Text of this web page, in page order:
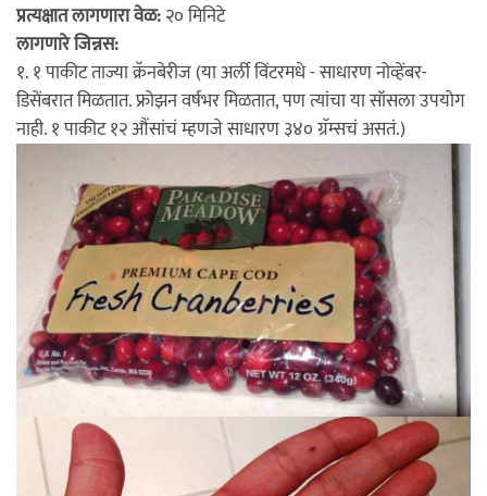
प्रत्यक्षात लागणारा वेळ:२० मिनिटे
लागणारे जिन्नस:
१. १ पाकीट ताज्या क्रॅनबेरीज (या अर्ली विंटरमधे - साधारण नोव्हेंबर-
डिसेंबरात मिळतात. फ्रोझन वर्षभर मिळतात, पण त्यांचा या सॉसला उपयोग
नाही. १ पाकीट १२ औंसांचं म्हणजे साधारण ३४० ग्रॅम्सचं असतं.)